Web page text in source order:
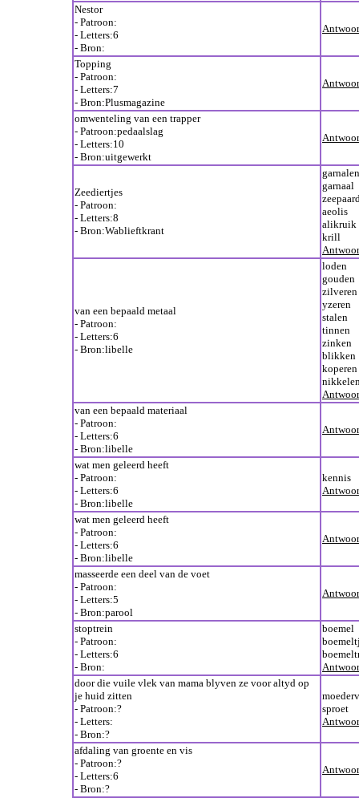
Nestor
- Patroon:
- Letters:6
- Bron:
Topping
- Patroon:
- Letters:7
- Bron:Plusmagazine
omwenteling van een trapper
- Patroon:pedaalslag
- Letters:10
- Bron:uitgewerkt
Zeediertjes
- Patroon:
- Letters:8
- Bron:Wablieftkrant
garnalen
garnaal
aeolis
alikruik
krill
van een bepaald metaal
- Patroon:
- Letters:6
- Bron:libelle
loden
gouden
zilveren
yzeren
stalen
tinnen
zinken
blikken
koperen
van een bepaald materiaal
- Patroon:
- Letters:6
- Bron:libelle
wat men geleerd heeft
- Patroon:
- Letters:6
- Bron:libelle
kennis
wat men geleerd heeft
- Patroon:
- Letters:6
- Bron:libelle
masseerde een deel van de voet
- Patroon:
- Letters:5
- Bron:parool
stoptrein
- Patroon:
- Letters:6
- Bron:
boemel
door die vuile vlek van mama blyven ze voor altyd op
je huid zitten
- Patroon:?
- Letters:
- Bron:?
sproet
afdaling van groente en vis
- Patroon:?
- Letters:6
- Bron:?